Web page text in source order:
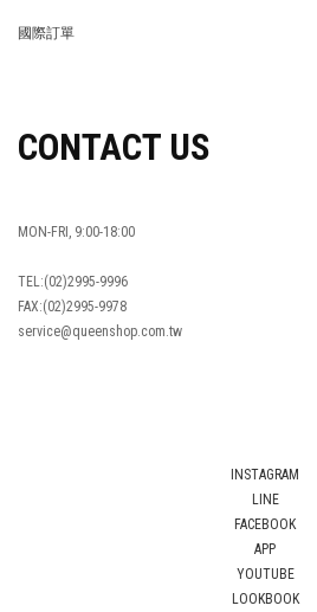
國際訂單
CONTACT US
MON-FRI, 9:00-18:00
TEL:(02)2995-9996
FAX:(02)2995-9978
service@queenshop.com.tw
INSTAGRAM
LINE
FACEBOOK
APP
YOUTUBE
LOOKBOOK